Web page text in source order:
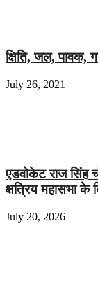
क्षिति, जल, पावक,
July 26, 2021
एडवोकेट राज सिंह
क्षत्रिय महासभा के
July 20, 2026